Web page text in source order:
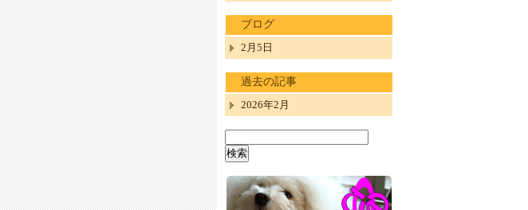
ブログ
2月5日
過去の記事
2026年2月
索: